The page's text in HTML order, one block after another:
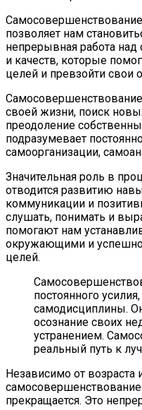
позволяет нам
непрерывная работа
и качеств, которые
целей и превзойти свои
своей жизни, поиск
преодоление
подразумевает
самоорганизации,
Значительная роль в
отводится развитию
коммуникации и
слушать, понимать и
помогают нам
окружающими и успешно
целей.
постоянного
самодисциплины.
осознание своих
устранением.
реальный путь к
Независимо от возраста
самосовершенствование
прекращается. Это